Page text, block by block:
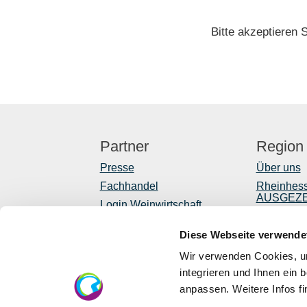
Diese Webseite
Wir verwenden Cookies,
integrieren und Ihnen ein
anpassen. Weitere Infos
Bitte akzeptieren
Partner
Presse
Fachhandel
Login Weinwirtschaft
Mediendatenbank
Über uns
Shop